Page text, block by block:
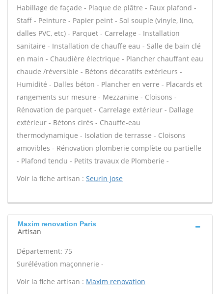
Habillage de façade - Plaque de plâtre - Faux plafond -
Staff - Peinture - Papier peint - Sol souple (vinyle, lino,
dalles PVC, etc) - Parquet - Carrelage - Installation
sanitaire - Installation de chauffe eau - Salle de bain clé
en main - Chaudière électrique - Plancher chauffant eau
chaude /réversible - Bétons décoratifs extérieurs -
Humidité - Dalles béton - Plancher en verre - Placards et
rangements sur mesure - Mezzanine - Cloisons -
Rénovation de parquet - Carrelage extérieur - Dallage
extérieur - Bétons cirés - Chauffe-eau
thermodynamique - Isolation de terrasse - Cloisons
amovibles - Rénovation plomberie complète ou partielle
- Plafond tendu - Petits travaux de Plomberie -
Voir la fiche artisan : Seurin jose
Maxim renovation Paris
Artisan
Département: 75
Surélévation maçonnerie -
Voir la fiche artisan : Maxim renovation